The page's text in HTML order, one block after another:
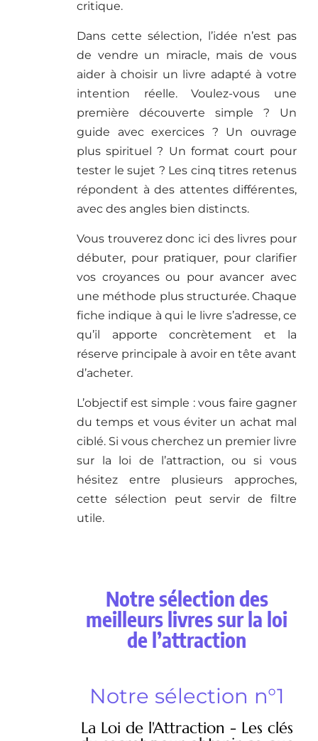
critique.
Dans cette sélection, l’idée n’est pas
de vendre un miracle, mais de vous
aider à choisir un livre adapté à votre
intention réelle. Voulez-vous une
première découverte simple ? Un
guide avec exercices ? Un ouvrage
plus spirituel ? Un format court pour
tester le sujet ? Les cinq titres retenus
répondent à des attentes différentes,
avec des angles bien distincts.
Vous trouverez donc ici des livres pour
débuter, pour pratiquer, pour clarifier
vos croyances ou pour avancer avec
une méthode plus structurée. Chaque
fiche indique à qui le livre s’adresse, ce
qu’il apporte concrètement et la
réserve principale à avoir en tête avant
d’acheter.
L’objectif est simple : vous faire gagner
du temps et vous éviter un achat mal
ciblé. Si vous cherchez un premier livre
sur la loi de l’attraction, ou si vous
hésitez entre plusieurs approches,
cette sélection peut servir de filtre
utile.
Notre sélection des
meilleurs livres sur la loi
de l’attraction
Notre sélection n°1
La Loi de l'Attraction - Les clés